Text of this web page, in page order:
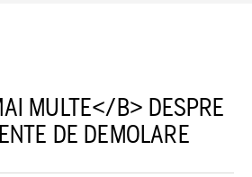
MULTE</B> DESPRE
DE DEMOLARE